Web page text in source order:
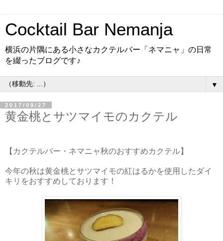
Cocktail Bar Nemanja
横浜の片隅にある小さなカクテルバー「ネマニャ」の日常
を綴ったブログです♪
▼
2017/09/27
黄金桃とサツマイモのカクテル
【カクテルバー・ネマニャ秋のおすすめカクテル】
今年の秋は黄金桃とサツマイモの紅はるかを使用したダイ
キリをおすすめしております！